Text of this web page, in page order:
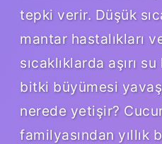
tepki verir. Düşük
mantar hastalıkları
sıcaklıklarda aşırı
bitki büyümesi
nerede yetişir?
familyasından yıllık